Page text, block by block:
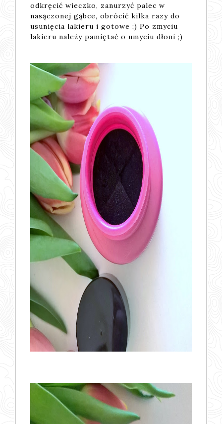
odkręcić wieczko, zanurzyć palec w
nasączonej gąbce, obrócić kilka razy do
usunięcia lakieru i gotowe ;) Po zmyciu
lakieru należy pamiętać o umyciu dłoni ;)